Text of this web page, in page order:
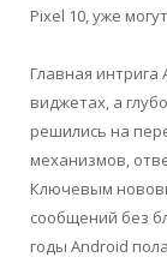
Pixel 10, уже
Главная интрига
виджетах, а
решились на
механизмов,
Ключевым
сообщений без
годы Android